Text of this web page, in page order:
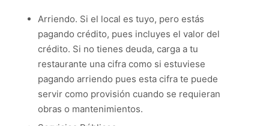
Arriendo. Si el local es tuyo, pero estás
pagando crédito, pues incluyes el valor del
crédito. Si no tienes deuda, carga a tu
restaurante una cifra como si estuviese
pagando arriendo pues esta cifra te puede
servir como provisión cuando se requieran
obras o mantenimientos.